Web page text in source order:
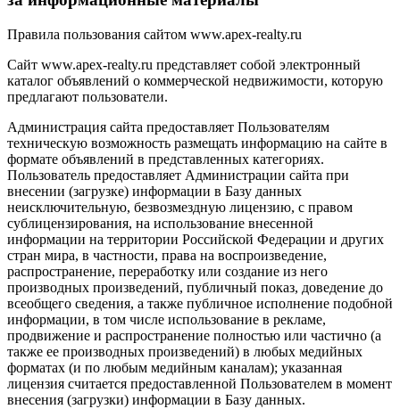
Правила пользования сайтом www.apex-realty.ru
Сайт www.apex-realty.ru представляет собой электронный
каталог объявлений о коммерческой недвижимости, которую
предлагают пользователи.
Администрация сайта предоставляет Пользователям
техническую возможность размещать информацию на сайте в
формате объявлений в представленных категориях.
Пользователь предоставляет Администрации сайта при
внесении (загрузке) информации в Базу данных
неисключительную, безвозмездную лицензию, с правом
сублицензирования, на использование внесенной
информации на территории Российской Федерации и других
стран мира, в частности, права на воспроизведение,
распространение, переработку или создание из него
производных произведений, публичный показ, доведение до
всеобщего сведения, а также публичное исполнение подобной
информации, в том числе использование в рекламе,
продвижение и распространение полностью или частично (а
также ее производных произведений) в любых медийных
форматах (и по любым медийным каналам); указанная
лицензия считается предоставленной Пользователем в момент
внесения (загрузки) информации в Базу данных.